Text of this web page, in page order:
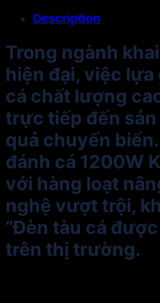
Description
Trong ngành
hiện đại, việc
cá chất lượng
trực tiếp đến
quả chuyến
đánh cá 1200W
với hàng loạt
nghệ vượt trội,
“Đèn tàu cá
trên thị trường.